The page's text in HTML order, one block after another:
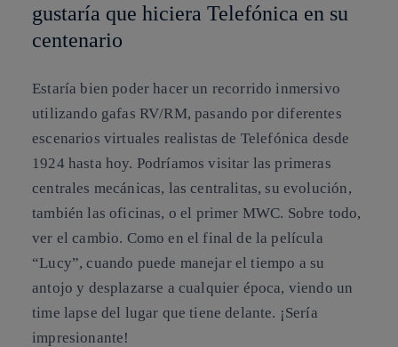
gustaría que hiciera Telefónica en su
centenario
Estaría bien poder hacer un recorrido inmersivo
utilizando gafas RV/RM, pasando por diferentes
escenarios virtuales realistas de Telefónica desde
1924 hasta hoy. Podríamos visitar las primeras
centrales mecánicas, las centralitas, su evolución,
también las oficinas, o el primer MWC. Sobre todo,
ver el cambio. Como en el final de la película
“Lucy”, cuando puede manejar el tiempo a su
antojo y desplazarse a cualquier época, viendo un
time lapse del lugar que tiene delante. ¡Sería
impresionante!